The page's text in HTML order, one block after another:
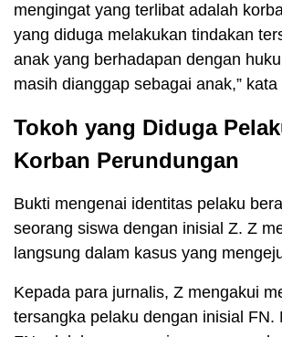
mengingat yang terlibat adalah
yang diduga melakukan tindakan
anak yang berhadapan dengan
masih dianggap sebagai anak,” kata
Tokoh yang Diduga
Korban Perundungan
Bukti mengenai identitas pelaku
seorang siswa dengan inisial Z. Z
langsung dalam kasus yang
Kepada para jurnalis, Z mengakui
tersangka pelaku dengan inisial FN.